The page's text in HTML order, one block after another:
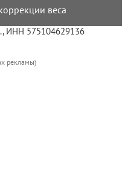
веса
ИНН 575104629136
рекламы)